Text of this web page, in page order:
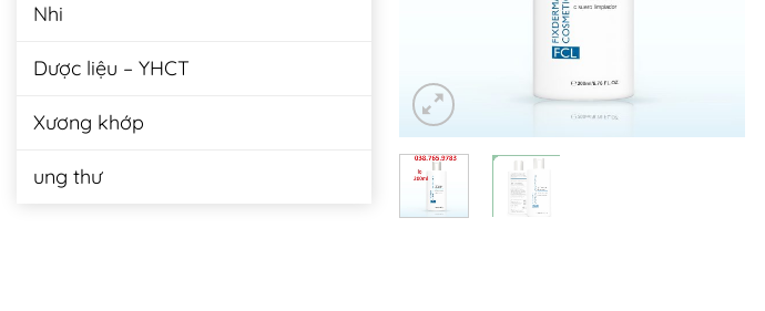
Nhi
Dược liệu – YHCT
Xương khớp
ung thư